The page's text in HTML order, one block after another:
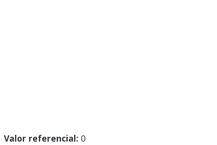
Valor referencial: 0